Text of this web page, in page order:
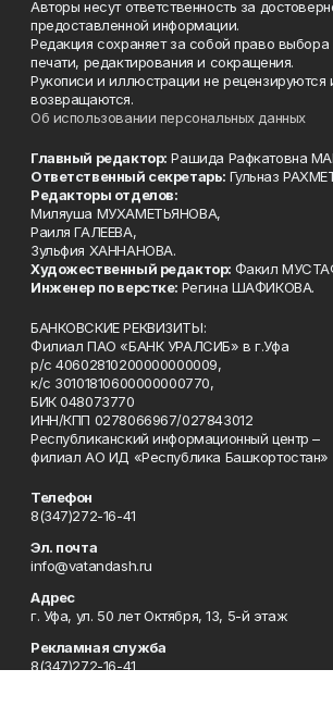
Авторы несут ответственность за
предоставленной информации.
Редакция сохраняет за собой право
печати, редактирования и сокращения.
Рукописи и иллюстрации не рецензируются
возвращаются.
Об использовании персональных данных
Главный редактор: Рашида Рафкатовна
Ответственный секретарь: Гульназ
Редакторы отделов:
Миляуша МУХАМЕТЬЯНОВА,
Раиля ГАЛЕЕВА,
Зульфия ХАННАНОВА.
Художественный редактор: Факил
Инженер по верстке: Регина ШАФИКОВА.
БАНКОВСКИЕ РЕКВИЗИТЫ:
Филиал ПАО «БАНК УРАЛСИБ» в г.Уфа
р/с 40602810200000000009,
к/с 30101810600000000770,
БИК 048073770
ИНН/КПП 0278066967/027843012
Республиканский информационный центр –
филиал АО ИД «Республика Башкортостан»
Телефон
8(347)272-16-41
Эл. почта
info@vatandash.ru
Адрес
г. Уфа, ул. 50 лет Октября, 13, 5-й этаж
Рекламная служба
8(347)272-16-41